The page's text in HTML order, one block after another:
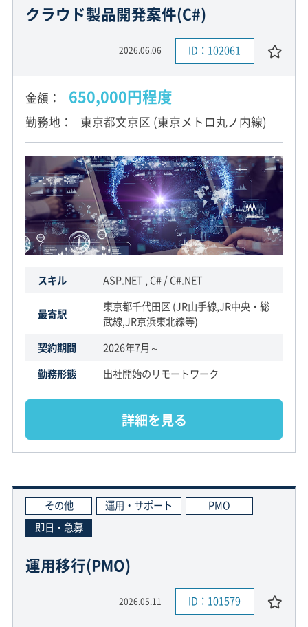
クラウド製品開発案件(C#)
2026.06.06 ID：102061
金額 650,000円程度
勤務地 東京都文京区 (東京メトロ丸ノ内線)
スキル ASP.NET , C# / C#.NET
最寄駅
東京都千代田区 (JR山手線,JR中央・総
武線,JR京浜東北線等)
契約期間
2026年7月～
勤務形態
出社開始のリモートワーク
詳細を見る
その他 運用・サポート
PMO
即日・急募
運用移行(PMO)
2026.05.11 ID：101579